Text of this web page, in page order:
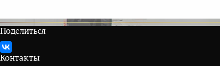
Поделиться
Контакты